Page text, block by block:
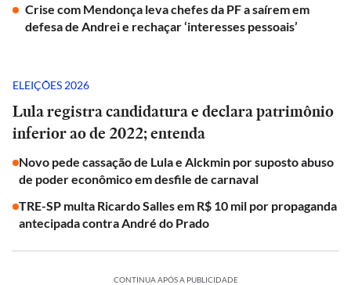
Crise com Mendonça leva chefes da PF a saírem em
defesa de Andrei e rechaçar ‘interesses pessoais’
ELEIÇÕES 2026
Lula registra candidatura e declara patrimônio
inferior ao de 2022; entenda
Novo pede cassação de Lula e Alckmin por suposto abuso
de poder econômico em desfile de carnaval
TRE-SP multa Ricardo Salles em R$ 10 mil por propaganda
antecipada contra André do Prado
CONTINUA APÓS A PUBLICIDADE